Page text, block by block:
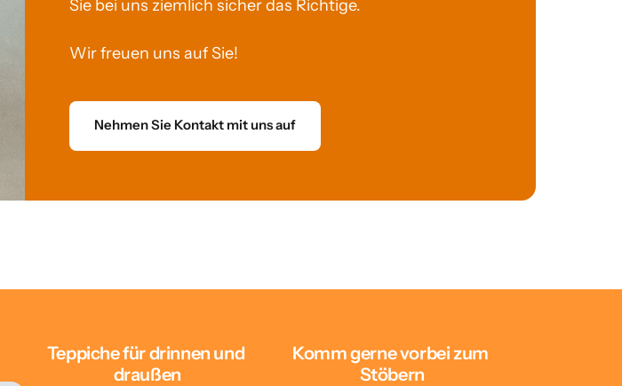
Sie bei uns ziemlich sicher das Richtige.
Wir freuen uns auf Sie!
Nehmen Sie Kontakt mit uns auf
Teppiche für drinnen und
draußen
Komm gerne vorbei zum
Stöbern